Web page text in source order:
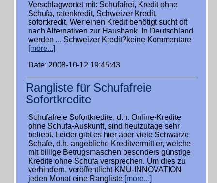
Verschlagwortet mit: Schufafrei, Kredit ohne
Schufa, ratenkredit, Schweizer Kredit,
sofortkredit, Wer einen Kredit benötigt sucht oft
nach Alternativen zur Hausbank. In Deutschland
werden ... Schweizer Kredit?keine Kommentare
[more...]
Date: 2008-10-12 19:45:43
Rangliste für Schufafreie
Sofortkredite
Schufafreie Sofortkredite, d.h. Online-Kredite
ohne Schufa-Auskunft, sind heutzutage sehr
beliebt. Leider gibt es hier aber viele Schwarze
Schafe, d.h. angebliche Kreditvermittler, welche
mit billige Betrugsmaschen besonders günstige
Kredite ohne Schufa versprechen. Um dies zu
verhindern, veröffentlicht KMU-INNOVATION
jeden Monat eine Rangliste [more...]